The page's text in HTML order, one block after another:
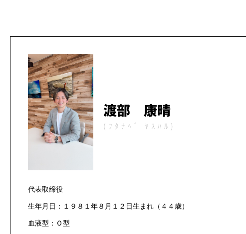
渡部 康晴
(ﾜﾀﾅﾍﾞ ﾔｽﾊﾙ)
代表取締役
生年月日：１９８１年８月１２日生まれ（４４歳）
血液型：Ｏ型